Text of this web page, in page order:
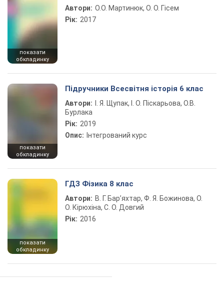
показати
обкладинку
Автори: О.О. Мартинюк, О. О. Гісем
Рік: 2017
показати
обкладинку
Підручники Всесвітня історія 6 клас
Автори:
І. Я. Щупак, І. О. Піскарьова, О.В.
Бурлака
Рік: 2019
Опис: Інтегрований курс
показати
обкладинку
ГДЗ Фізика 8 клас
Автори: В. Г. Бар’яхтар, Ф. Я. Божинова, О.
О. Кірюхіна, С. О. Довгий
Рік: 2016